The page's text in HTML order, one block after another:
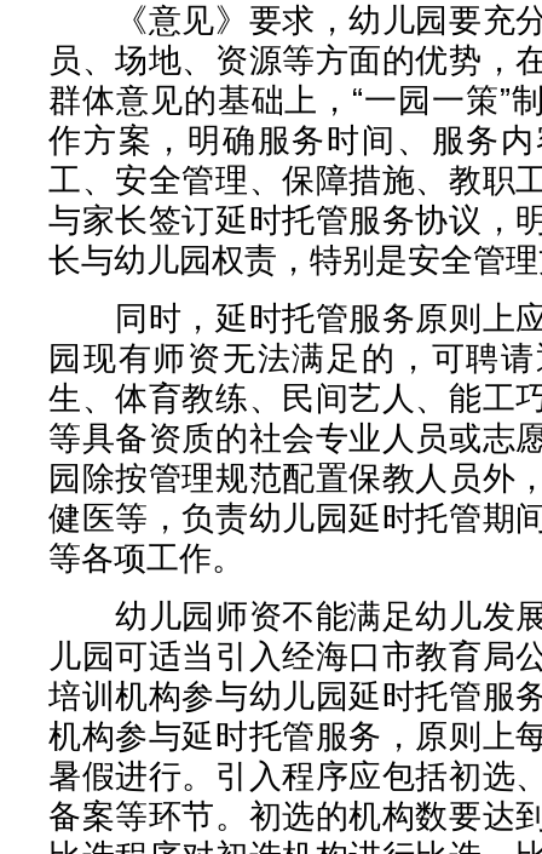
《意见》要求，幼儿园要充
员、场地、资源等方面的优势，
群体意见的基础上，“一园一策”
作方案，明确服务时间、服务
工、安全管理、保障措施、教职
与家长签订延时托管服务协议，
长与幼儿园权责，特别是安全管
同时，延时托管服务原则上
园现有师资无法满足的，可聘
生、体育教练、民间艺人、能工
等具备资质的社会专业人员或志
园除按管理规范配置保教人员外
健医等，负责幼儿园延时托管期
等各项工作。
幼儿园师资不能满足幼儿发
儿园可适当引入经海口市教育局
培训机构参与幼儿园延时托管服
机构参与延时托管服务，原则上
暑假进行。引入程序应包括初选
备案等环节。初选的机构数要达